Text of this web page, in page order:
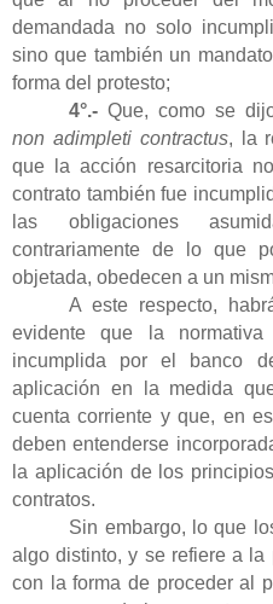
demandada no solo
sino que también un
forma del protesto;
4°.- Que, como se
non adimpleti contractus, la
que la acción resarcitoria
contrato también fue
las obligaciones
contrariamente de lo que
objetada, obedecen a un
A este respecto,
evidente que la
incumplida por el banco
aplicación en la medida
cuenta corriente y que, en
deben entenderse
la aplicación de los
contratos.
Sin embargo, lo que
algo distinto, y se refiere a la
con la forma de proceder al